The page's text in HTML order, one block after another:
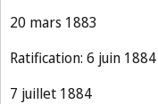
20 mars 1883
Ratification: 6 juin 1884
7 juillet 1884